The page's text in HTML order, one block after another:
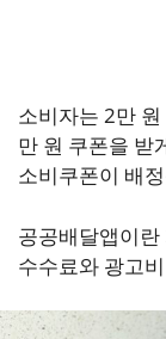
소비자는 2만
만 원 쿠폰을 받
소비쿠폰이 배
공공배달앱이
수수료와 광고